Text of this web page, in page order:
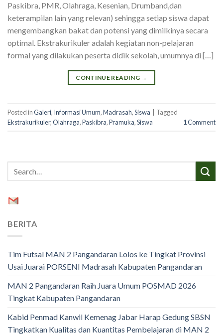
Paskibra, PMR, Olahraga, Kesenian, Drumband,dan
keterampilan lain yang relevan) sehingga setiap siswa dapat
mengembangkan bakat dan potensi yang dimilkinya secara
optimal. Ekstrakurikuler adalah kegiatan non-pelajaran
formal yang dilakukan peserta didik sekolah, umumnya di […]
CONTINUE READING →
Posted inGaleri, Informasi Umum,Madrasah,Siswa | Tagged
Ekstrakurikuler,Olahraga,Paskibra,Pramuka,Siswa 1Comment
BERITA
Tim Futsal MAN 2 Pangandaran Lolos ke Tingkat Provinsi
Usai Juarai PORSENI Madrasah Kabupaten Pangandaran
MAN 2 Pangandaran Raih Juara Umum POSMAD 2026
Tingkat Kabupaten Pangandaran
Kabid Penmad Kanwil Kemenag Jabar Harap Gedung SBSN
Tingkatkan Kualitas dan Kuantitas Pembelajaran di MAN 2